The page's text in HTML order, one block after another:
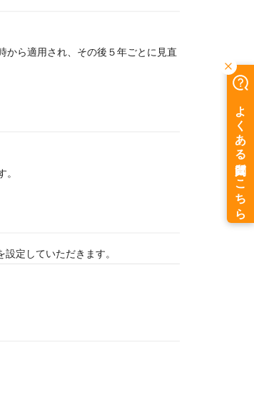
から適用され、その後５年ごとに見直
定していただきます。